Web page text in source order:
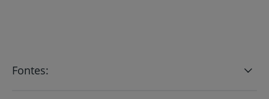
Fontes: